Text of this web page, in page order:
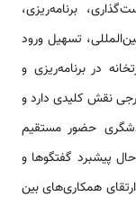
برنامه‌ریزی،
تسهیل ورود
در برنامه‌ریزی و
نقش کلیدی دارد و
حضور مستقیم
پیشبرد گفتگوها و
همکاری‌های بین